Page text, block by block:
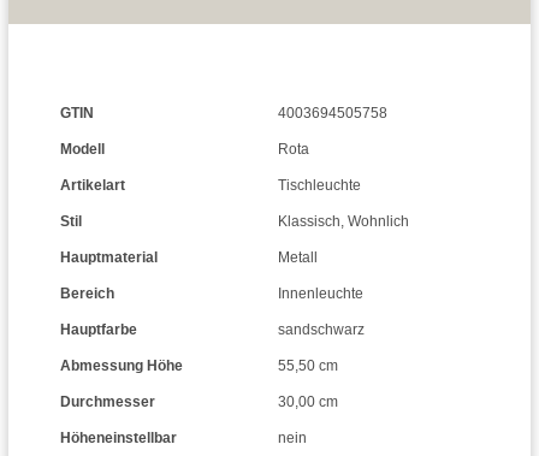
GTIN 4003694505758
Modell Rota
Artikelart Tischleuchte
Stil Klassisch, Wohnlich
Hauptmaterial Metall
Bereich Innenleuchte
Hauptfarbe sandschwarz
Abmessung Höhe 55,50 cm
Durchmesser 30,00 cm
Höheneinstellbar nein